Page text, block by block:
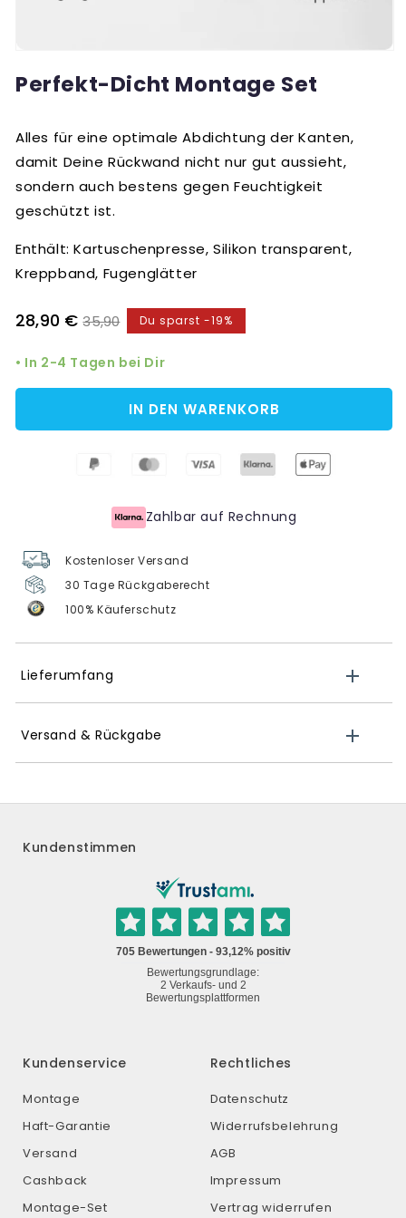
Perfekt-Dicht Montage Set
Alles für eine optimale Abdichtung der Kanten,
damit Deine Rückwand nicht nur gut aussieht,
sondern auch bestens gegen Feuchtigkeit
geschützt ist.
Enthält: Kartuschenpresse, Silikon transparent,
Kreppband, Fugenglätter
Verkaufspreis
28,90 € Normaler
35,90 Du sparst -19%
• In 2-4 Tagen bei Dir
IN DEN WARENKORB
Zahlbar auf Rechnung
Kostenloser Versand
30 Tage Rückgaberecht
100% Käuferschutz
Lieferumfang
Versand & Rückgabe
Kundenstimmen
Kundenservice
Montage
Haft-Garantie
Versand
Cashback
Montage-Set
Rechtliches
Datenschutz
Widerrufsbelehrung
AGB
Impressum
Vertrag widerrufen